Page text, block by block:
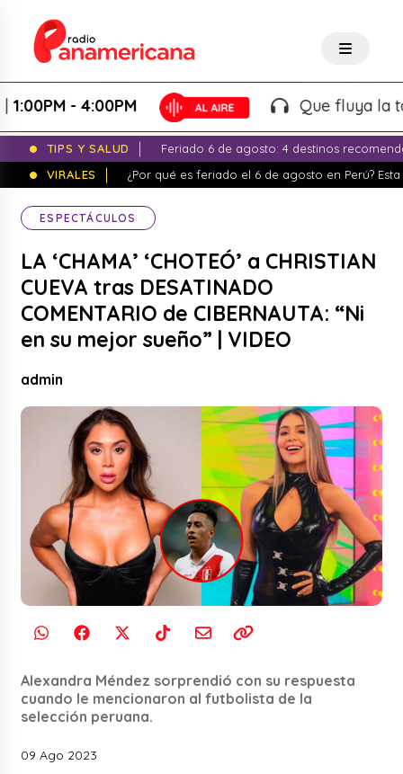
- 4:00PM Que fluya la tarde!
TIPS Y SALUD
Feriado 6 de agosto: 4 destinos
VIRALES
¿Por qué es feriado el 6 de agosto en Perú?
ESPECTÁCULOS
LA ‘CHAMA’ ‘CHOTEÓ’ a CHRISTIAN
CUEVA tras DESATINADO
COMENTARIO de CIBERNAUTA: “Ni
en su mejor sueño” | VIDEO
admin
Alexandra Méndez sorprendió con su respuesta
cuando le mencionaron al futbolista de la
selección peruana.
09 Ago 2023